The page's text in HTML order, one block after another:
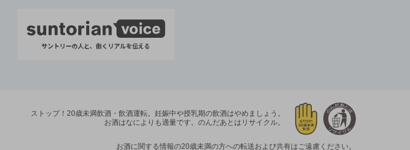
ストップ！20歳未満飲酒・飲酒運転。 妊娠中や授乳期の飲酒はやめましょう。
お酒はなによりも適量です。 のんだあとはリサイクル。
お酒に関する情報の20歳未満の方への転送および共有はご遠慮ください。